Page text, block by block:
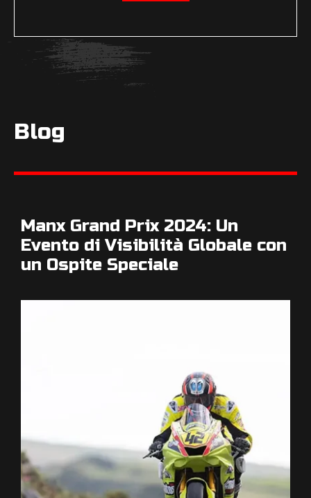
Blog
Manx Grand Prix 2024: Un
Evento di Visibilità Globale con
un Ospite Speciale